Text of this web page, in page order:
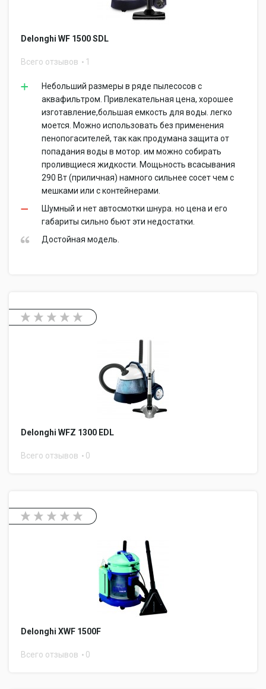
Delonghi WF 1500 SDL
Всего отзывов 1
Небольший размеры в ряде пылесосов с
аквафильтром. Привлекательная цена, хорошее
изготавление,большая емкость для воды. легко
моется. Можно использовать без применения
пенопогасителей, так как продумана защита от
попадания воды в мотор. им можно собирать
проливщиеся жидкости. Мощьность всасывания
290 Вт (приличная) намного сильнее сосет чем с
мешками или с контейнерами.
Шумный и нет автосмотки шнура. но цена и его
габариты сильно бьют эти недостатки.
Достойная модель.
Delonghi WFZ 1300 EDL
Всего отзывов 0
Delonghi XWF 1500F
Всего отзывов 0